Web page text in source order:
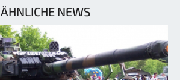
ÄHNLICHE NEWS